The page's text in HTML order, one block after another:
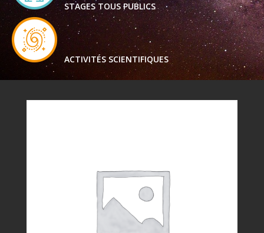
STAGES TOUS PUBLICS
ACTIVITÉS SCIENTIFIQUES